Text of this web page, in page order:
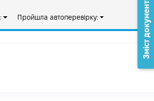
Пройшла автоперевірку: Зміст документа